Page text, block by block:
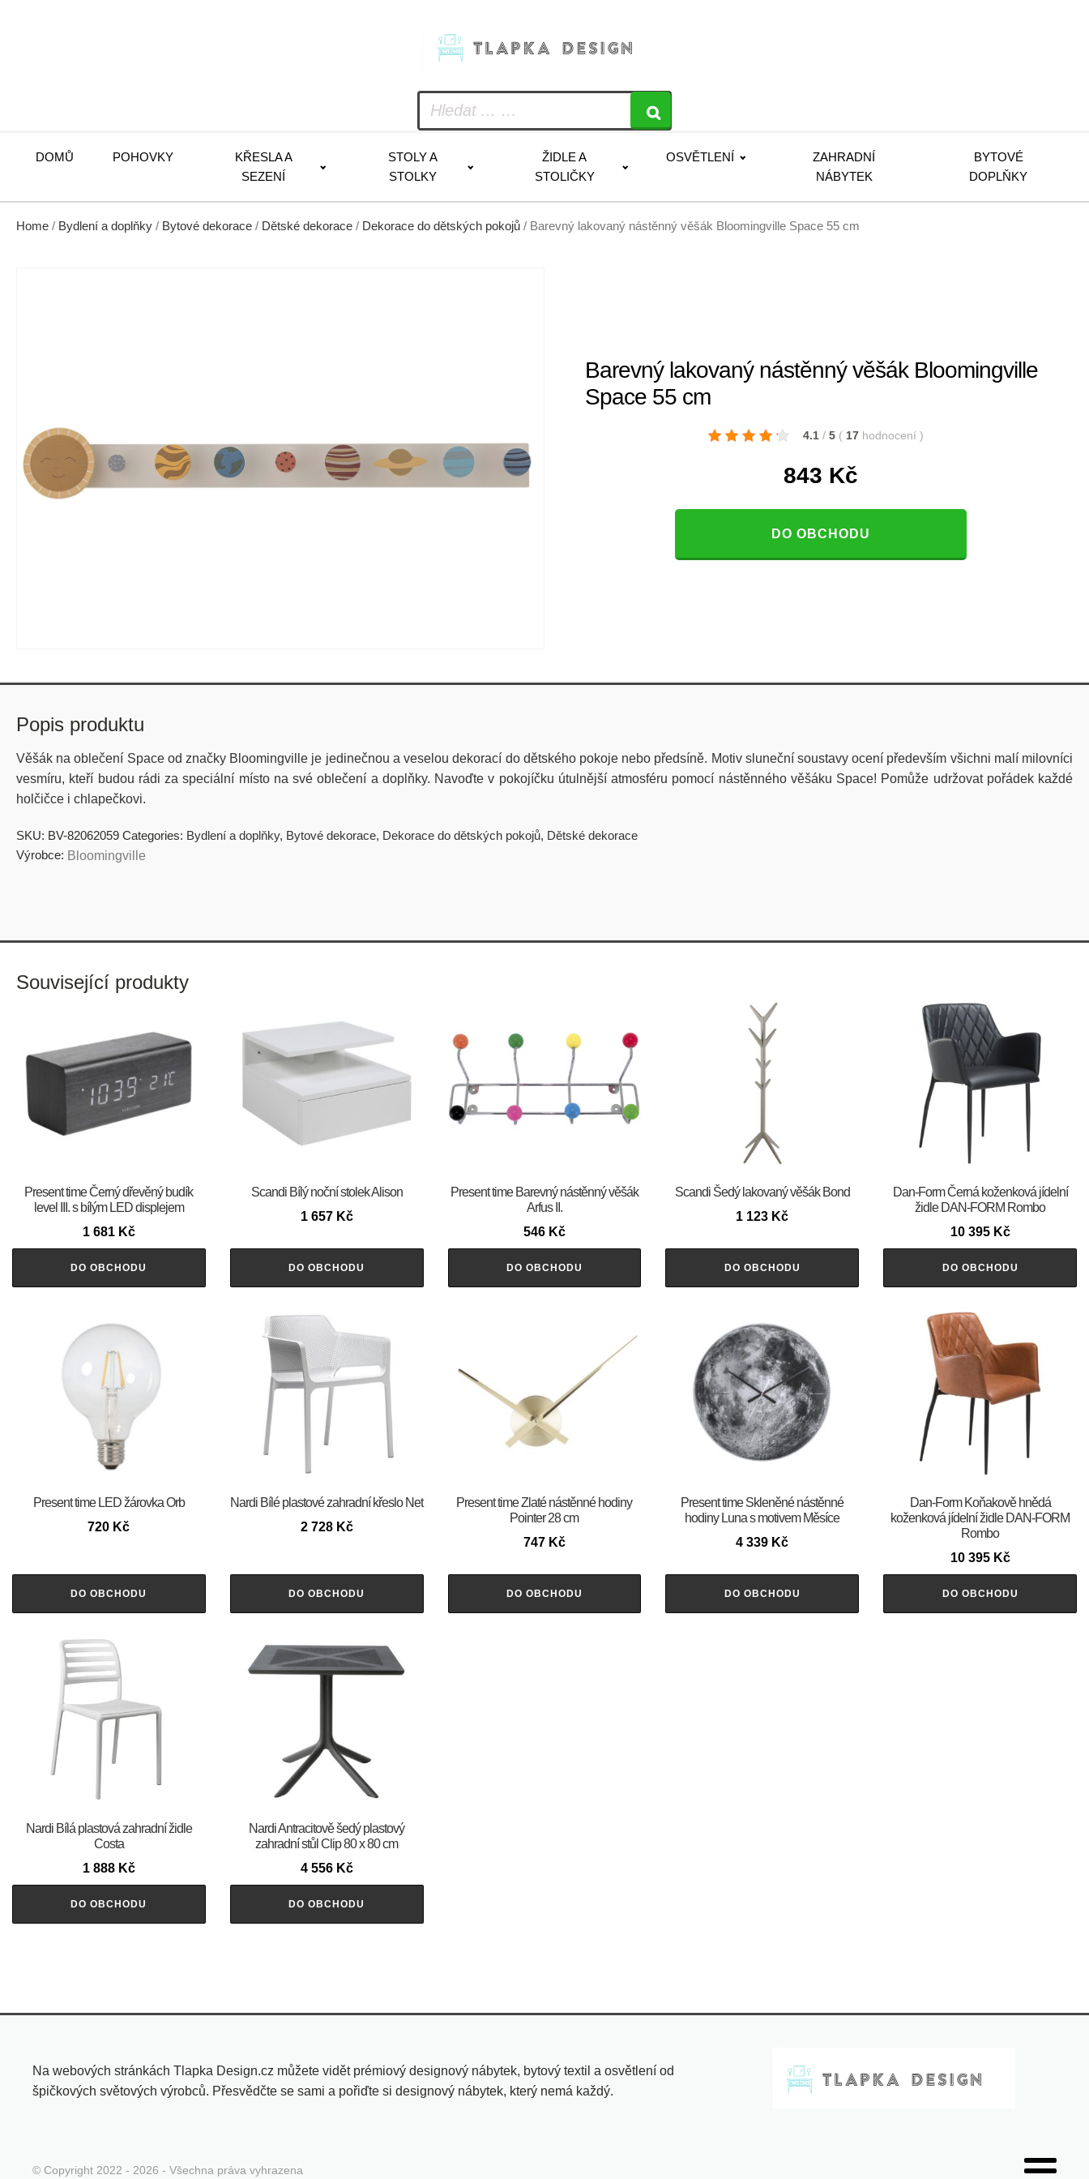
DOMŮ POHOVKY
KŘESLA A
SEZENÍ
STOLY A
STOLKY
ŽIDLE A
STOLIČKY
OSVĚTLENÍ
ZAHRADNÍ
NÁBYTEK
BYTOVÉ
DOPLŇKY
Home / Bydlení a doplňky / Bytové dekorace / Dětské dekorace / Dekorace do dětských pokojů / Barevný lakovaný nástěnný věšák Bloomingville Space 55 cm
Barevný lakovaný nástěnný věšák Bloomingville
Space 55 cm
4.1 / 5 ( 17 hodnocení )
843 Kč
DO OBCHODU
Popis produktu
Věšák na oblečení Space od značky Bloomingville je jedinečnou a veselou dekorací do dětského pokoje nebo předsíně. Motiv sluneční soustavy ocení především všichni malí milovníci
vesmíru, kteří budou rádi za speciální místo na své oblečení a doplňky. Navoďte v pokojíčku útulnější atmosféru pomocí nástěnného věšáku Space! Pomůže udržovat pořádek každé
holčičce i chlapečkovi.
SKU: BV-82062059 Categories: Bydlení a doplňky, Bytové dekorace, Dekorace do dětských pokojů, Dětské dekorace
Výrobce: Bloomingville
Související produkty
Present time Černý dřevěný budík
level III. s bílým LED displejem
1 681 Kč
DO OBCHODU
Scandi Bílý noční stolek Alison
1 657 Kč
DO OBCHODU
Present time Barevný nástěnný věšák
Arfus II.
546 Kč
DO OBCHODU
Scandi Šedý lakovaný věšák Bond
1 123 Kč
DO OBCHODU
​​​​​Dan-Form Černá koženková jídelní
židle DAN-FORM Rombo
10 395 Kč
DO OBCHODU
Present time LED žárovka Orb
720 Kč
DO OBCHODU
Nardi Bílé plastové zahradní křeslo Net
2 728 Kč
DO OBCHODU
Present time Zlaté nástěnné hodiny
Pointer 28 cm
747 Kč
DO OBCHODU
Present time Skleněné nástěnné
hodiny Luna s motivem Měsíce
4 339 Kč
DO OBCHODU
​​​​​Dan-Form Koňakově hnědá
koženková jídelní židle DAN-FORM
Rombo
10 395 Kč
DO OBCHODU
Nardi Bílá plastová zahradní židle
Costa
1 888 Kč
DO OBCHODU
Nardi Antracitově šedý plastový
zahradní stůl Clip 80 x 80 cm
4 556 Kč
DO OBCHODU
Na webových stránkách Tlapka Design.cz můžete vidět prémiový designový nábytek, bytový textil a osvětlení od
špičkových světových výrobců. Přesvědčte se sami a pořiďte si designový nábytek, který nemá každý.
© Copyright 2022 - 2026 - Všechna práva vyhrazena